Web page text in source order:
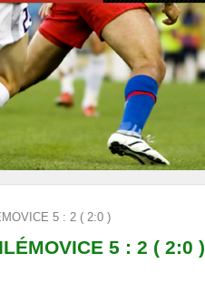
5 : 2 ( 2:0 )
5 : 2 ( 2:0 )